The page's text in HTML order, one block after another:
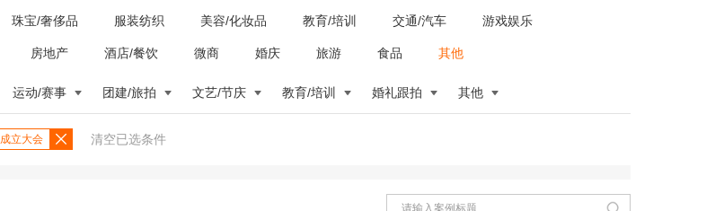
珠宝/奢侈品 服装纺织 美容/化妆品 教育/培训 交通/汽车 游戏娱乐
房地产 酒店/餐饮 微商 婚庆 旅游 食品 其他
运动/赛事 团建/旅拍 文艺/节庆 教育/培训 婚礼跟拍 其他
成立大会 清空已选条件